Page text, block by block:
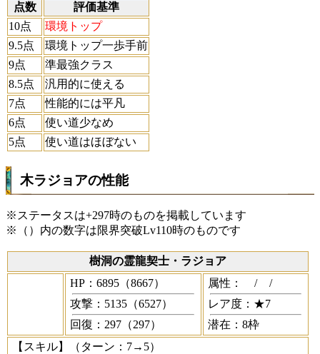
点数
評価基準
10点
環境トップ
9.5点
環境トップ一歩手前
9点
準最強クラス
8.5点
汎用的に使える
7点
性能的には平凡
6点
使い道少なめ
5点
使い道はほぼない
木ラジョアの性能
※ステータスは+297時のものを掲載しています
※（）内の数字は限界突破Lv110時のものです
樹洞の霊龍契士・ラジョア
HP：6895（8667）
攻撃：5135（6527）
回復：297（297）
属性： /
/
レア度：★7
潜在：8枠
【スキル】
（ターン：7→5）